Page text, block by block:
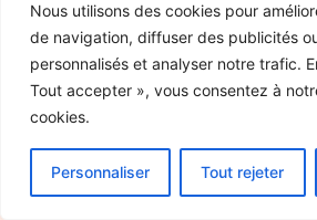
Nous utilisons des cookies pour
de navigation, diffuser des publicités
personnalisés et analyser notre trafic.
Tout accepter », vous consentez à
cookies.
Personnaliser Tout rejeter